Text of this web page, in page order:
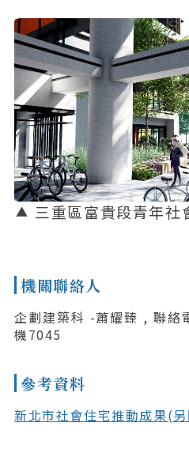
三重區富貴段青年社
機關聯絡人
企劃建築科 -蕭耀臻 , 聯
機7045
參考資料
新北市社會住宅推動成果(